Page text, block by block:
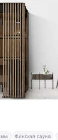
Финская сауна